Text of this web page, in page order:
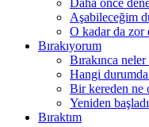
Aşabileceğim
O kadar da zor
Bırakıyorum
Bırakınca
Hangi
Bir kereden ne
Yeniden
Bıraktım